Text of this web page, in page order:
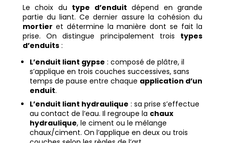
Le choix du type d’enduit dépend en grande
partie du liant. Ce dernier assure la cohésion du
mortier et détermine la manière dont se fait la
prise. On distingue principalement trois types
d’enduits:
L’enduit liant gypse : composé de plâtre, il
s’applique en trois couches successives, sans
temps de pause entre chaque application d’un
enduit.
L’enduit liant hydraulique : sa prise s’effectue
au contact de l’eau. Il regroupe la chaux
hydraulique, le ciment ou le mélange
chaux/ciment. On l’applique en deux ou trois